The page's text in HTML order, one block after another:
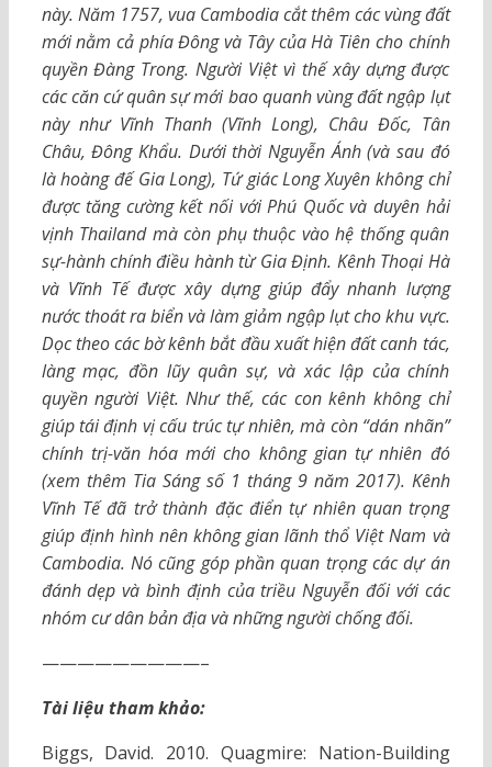
này. Năm 1757, vua Cambodia cắt thêm các vùng đất
mới nằm cả phía Đông và Tây của Hà Tiên cho chính
quyền Đàng Trong. Người Việt vì thế xây dựng được
các căn cứ quân sự mới bao quanh vùng đất ngập lụt
này như Vĩnh Thanh (Vĩnh Long), Châu Đốc, Tân
Châu, Đông Khẩu. Dưới thời Nguyễn Ánh (và sau đó
là hoàng đế Gia Long), Tứ giác Long Xuyên không chỉ
được tăng cường kết nối với Phú Quốc và duyên hải
vịnh Thailand mà còn phụ thuộc vào hệ thống quân
sự-hành chính điều hành từ Gia Định. Kênh Thoại Hà
và Vĩnh Tế được xây dựng giúp đẩy nhanh lượng
nước thoát ra biển và làm giảm ngập lụt cho khu vực.
Dọc theo các bờ kênh bắt đầu xuất hiện đất canh tác,
làng mạc, đồn lũy quân sự, và xác lập của chính
quyền người Việt. Như thế, các con kênh không chỉ
giúp tái định vị cấu trúc tự nhiên, mà còn “dán nhãn”
chính trị-văn hóa mới cho không gian tự nhiên đó
(xem thêm Tia Sáng số 1 tháng 9 năm 2017). Kênh
Vĩnh Tế đã trở thành đặc điển tự nhiên quan trọng
giúp định hình nên không gian lãnh thổ Việt Nam và
Cambodia. Nó cũng góp phần quan trọng các dự án
đánh dẹp và bình định của triều Nguyễn đối với các
nhóm cư dân bản địa và những người chống đối.
—————————–
Tài liệu tham khảo:
Biggs, David. 2010. Quagmire: Nation-Building